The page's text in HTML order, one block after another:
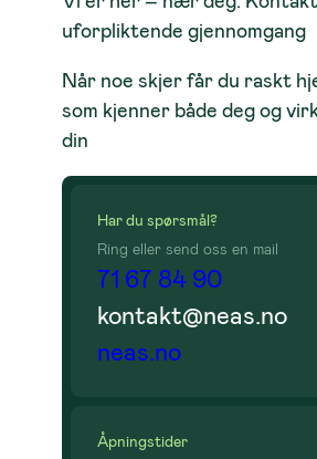
uforpliktende gjennomgang
Når noe skjer får du raskt
som kjenner både deg og
din
Har du spørsmål?
Ring eller send oss en mail
71 67 84 90
kontakt@neas.no
neas.no
Åpningstider